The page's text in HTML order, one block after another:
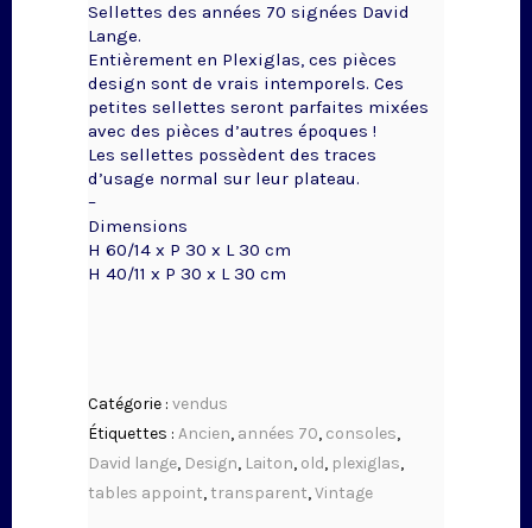
Sellettes des années 70 signées David
Lange.
Entièrement en Plexiglas, ces pièces
design sont de vrais intemporels. Ces
petites sellettes seront parfaites mixées
avec des pièces d’autres époques !
Les sellettes possèdent des traces
d’usage normal sur leur plateau.
–
Dimensions
H 60/14 x P 30 x L 30 cm
H 40/11 x P 30 x L 30 cm
Catégorie : vendus
Étiquettes : Ancien, années 70, consoles,
David lange, Design, Laiton, old, plexiglas,
tables appoint, transparent,Vintage